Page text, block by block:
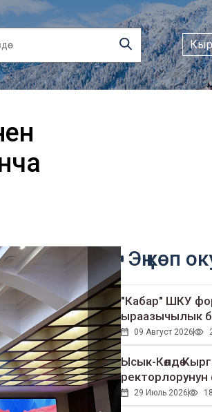
Кыр
Эң көп
"Кабар" ШКУ
ыраазычылык
09 Август 2026
Ысык-Көлдө
ректорлорунун
29 Июль 2026